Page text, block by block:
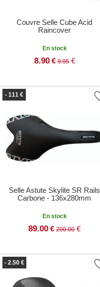
Couvre Selle Cube Acid
Raincover
En stock
8.90 € 9.95€
- 111 €
Selle Astute Skylite SR Rails
Carbone - 136x280mm
En stock
89.00 € 200.00 €
- 2.50 €